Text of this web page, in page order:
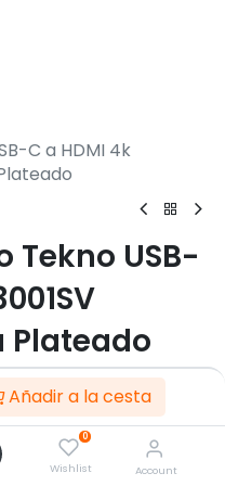
Añadir a la cesta
0
Wishlist Account
C a HDMI 4k
Tekno USB-
Plateado
x 2K @ 30Hz).